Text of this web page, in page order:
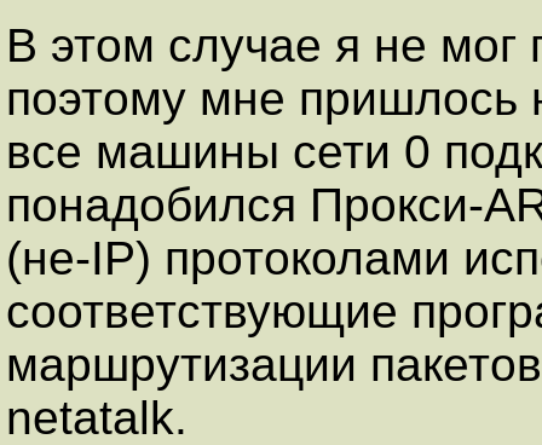
В этом случае я не мог
поэтому мне пришлось
все машины сети 0
понадобился Прокси-
(не-IP) протоколами
соответствующие
маршрутизации
netatalk.